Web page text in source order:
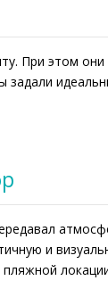
При этом
и